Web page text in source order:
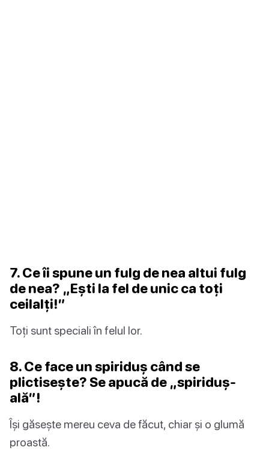
7. Ce îi spune un fulg de nea altui fulg
de nea? „Ești la fel de unic ca toți
ceilalți!”
Toți sunt speciali în felul lor.
8. Ce face un spiriduș când se
plictisește? Se apucă de „spiriduș-
ală”!
Își găsește mereu ceva de făcut, chiar și o glumă
proastă.